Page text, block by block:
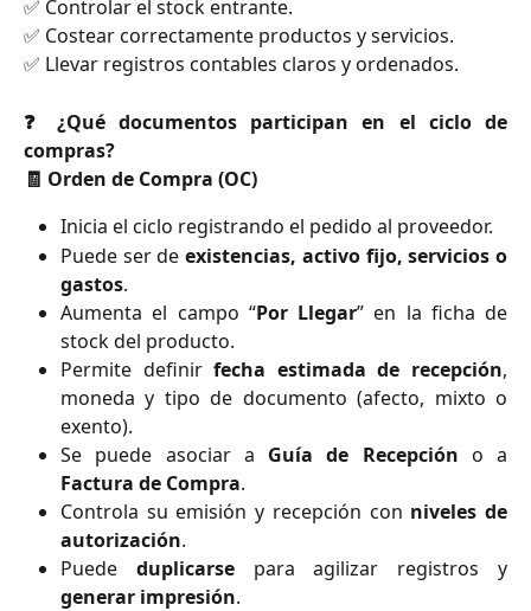
✅ Controlar el stock entrante.
✅ Costear correctamente productos y servicios.
✅ Llevar registros contables claros y ordenados.
❓ ¿Qué documentos participan en el ciclo de
compras?
🧾 Orden de Compra (OC)
Inicia el ciclo registrando el pedido al proveedor.
Puede ser deexistencias, activo fijo, servicios o
gastos.
Aumenta el campo “Por Llegar” en la ficha de
stock del producto.
Permite definirfecha estimada de recepción,
moneda y tipo de documento (afecto, mixto o
exento).
Se puede asociar a Guía de Recepción o a
Factura de Compra.
Controla su emisión y recepción con niveles de
autorización.
Puede duplicarsepara agilizar registros y
generar impresión.